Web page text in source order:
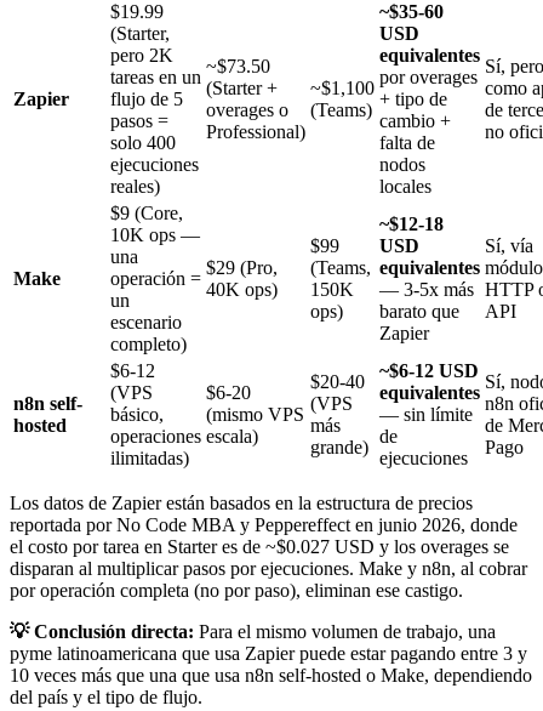
Zapier
$19.99
(Starter,
pero 2K
tareas en un
flujo de 5
pasos =
solo 400
ejecuciones
reales)
~$73.50
(Starter +
overages o
Professional)
~$1,100
(Teams)
~$35-60
USD
equivalentes
por overages
+ tipo de
cambio +
falta de
nodos
locales
Sí, pero
como
de
no
Make
$9 (Core,
10K ops —
una
operación =
un
escenario
completo)
$29 (Pro,
40K ops)
$99
(Teams,
150K
ops)
~$12-18
USD
equivalentes
— 3-5x más
barato que
Zapier
Sí, vía
módulo
HTTP
API
n8n self-
hosted
$6-12
(VPS
básico,
operaciones
ilimitadas)
$6-20
(mismo VPS
escala)
$20-40
(VPS
más
grande)
~$6-12 USD
equivalentes
— sin límite
de
ejecuciones
Sí,
n8n
de
Pago
Los datos de Zapier están basados en la estructura de precios
reportada por No Code MBA y Peppereffect en junio 2026, donde
el costo por tarea en Starter es de ~$0.027 USD y los overages se
disparan al multiplicar pasos por ejecuciones. Make y n8n, al cobrar
por operación completa (no por paso), eliminan ese castigo.
💡 Conclusión directa: Para el mismo volumen de trabajo, una
pyme latinoamericana que usa Zapier puede estar pagando entre 3 y
10 veces más que una que usa n8n self-hosted o Make, dependiendo
del país y el tipo de flujo.